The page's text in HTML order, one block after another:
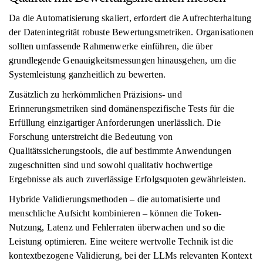
Da die Automatisierung skaliert, erfordert die Aufrechterhaltung
der Datenintegrität robuste Bewertungsmetriken. Organisationen
sollten umfassende Rahmenwerke einführen, die über
grundlegende Genauigkeitsmessungen hinausgehen, um die
Systemleistung ganzheitlich zu bewerten.
Zusätzlich zu herkömmlichen Präzisions- und
Erinnerungsmetriken sind domänenspezifische Tests für die
Erfüllung einzigartiger Anforderungen unerlässlich. Die
Forschung unterstreicht die Bedeutung von
Qualitätssicherungstools, die auf bestimmte Anwendungen
zugeschnitten sind und sowohl qualitativ hochwertige
Ergebnisse als auch zuverlässige Erfolgsquoten gewährleisten.
Hybride Validierungsmethoden – die automatisierte und
menschliche Aufsicht kombinieren – können die Token-
Nutzung, Latenz und Fehlerraten überwachen und so die
Leistung optimieren. Eine weitere wertvolle Technik ist die
kontextbezogene Validierung, bei der LLMs relevanten Kontext